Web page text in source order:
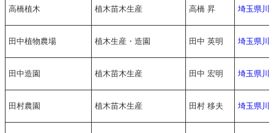
高橋植木 植木苗木生産 高橋 昇 埼玉県川
田中植物農場 植木生産・造園 田中 英明 埼玉県川
田中造園 植木苗木生産 田中 宏明 埼玉県川
田村農園 植木苗木生産 田村 移夫 埼玉県川